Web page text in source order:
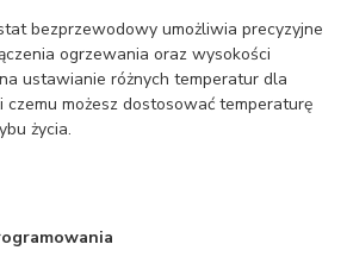
bezprzewodowy umożliwia precyzyjne
ogrzewania oraz wysokości
ustawianie różnych temperatur dla
czemu możesz dostosować temperaturę
życia.